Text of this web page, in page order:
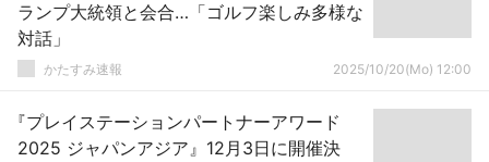
ランプ大統領と会合…「ゴルフ楽しみ多様な
対話」
かたすみ速報 2025/10/20(Mo) 12:00
『プレイステーションパートナーアワード
2025 ジャパンアジア』12月3日に開催決